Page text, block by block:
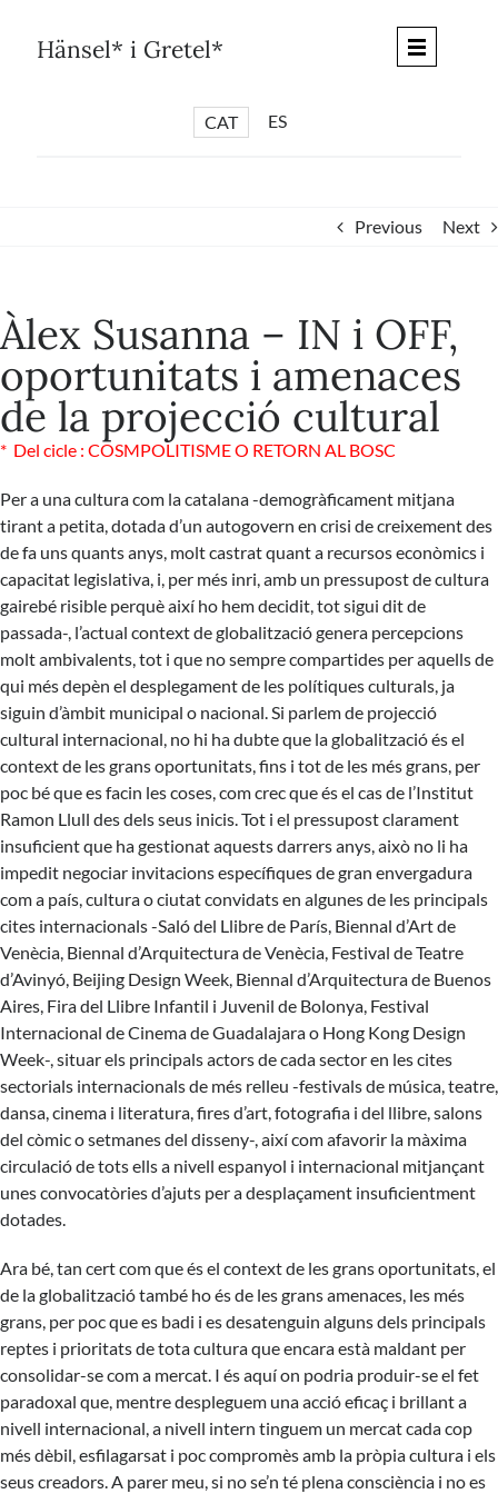
content
Hänsel* i Gretel*
CAT ES
*PISTES LITERÀRIES
*SÈRIE CULTURAL
*DIARI DEL DIA DESPRÉS
*QUIOSC HÄNSEL* i GRETEL*
UNIVERS HÄNSEL* i GRETEL*
Previous Next
Àlex Susanna – IN i OFF,
oportunitats i amenaces
de la projecció cultural
* Del cicle : COSMPOLITISME O RETORN AL BOSC
Per a una cultura com la catalana -demogràficament mitjana
tirant a petita, dotada d’un autogovern en crisi de creixement des
de fa uns quants anys, molt castrat quant a recursos econòmics i
capacitat legislativa, i, per més inri, amb un pressupost de cultura
gairebé risible perquè així ho hem decidit, tot sigui dit de
passada-, l’actual context de globalització genera percepcions
molt ambivalents, tot i que no sempre compartides per aquells de
qui més depèn el desplegament de les polítiques culturals, ja
siguin d’àmbit municipal o nacional. Si parlem de projecció
cultural internacional, no hi ha dubte que la globalització és el
context de les grans oportunitats, fins i tot de les més grans, per
poc bé que es facin les coses, com crec que és el cas de l’Institut
Ramon Llull des dels seus inicis. Tot i el pressupost clarament
insuficient que ha gestionat aquests darrers anys, això no li ha
impedit negociar invitacions específiques de gran envergadura
com a país, cultura o ciutat convidats en algunes de les principals
cites internacionals -Saló del Llibre de París, Biennal d’Art de
Venècia, Biennal d’Arquitectura de Venècia, Festival de Teatre
d’Avinyó, Beijing Design Week, Biennal d’Arquitectura de Buenos
Aires, Fira del Llibre Infantil i Juvenil de Bolonya, Festival
Internacional de Cinema de Guadalajara o Hong Kong Design
Week-, situar els principals actors de cada sector en les cites
sectorials internacionals de més relleu -festivals de música, teatre,
dansa, cinema i literatura, fires d’art, fotografia i del llibre, salons
del còmic o setmanes del disseny-, així com afavorir la màxima
circulació de tots ells a nivell espanyol i internacional mitjançant
unes convocatòries d’ajuts per a desplaçament insuficientment
dotades.
Ara bé, tan cert com que és el context de les grans oportunitats, el
de la globalització també ho és de les grans amenaces, les més
grans, per poc que es badi i es desatenguin alguns dels principals
reptes i prioritats de tota cultura que encara està maldant per
consolidar-se com a mercat. I és aquí on podria produir-se el fet
paradoxal que, mentre despleguem una acció eficaç i brillant a
nivell internacional, a nivell intern tinguem un mercat cada cop
més dèbil, esfilagarsat i poc compromès amb la pròpia cultura i els
seus creadors. A parer meu, si no se’n té plena consciència i no es